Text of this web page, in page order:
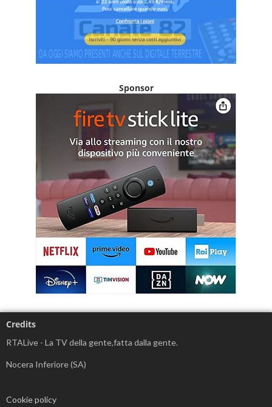
Sponsor
Credits
RTALive - La TV della gente,fatta dalla gente.
Nocera Inferiore (SA)
Cookie policy